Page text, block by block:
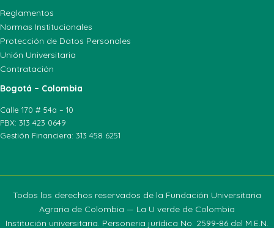
Reglamentos
Normas Institucionales
Protección de Datos Personales
Unión Universitaria
Contratación
Bogotá – Colombia
Calle 170 # 54a – 10
PBX: 313 423 0649
Gestión Financiera: 313 458 6251
Todos los derechos reservados de la Fundación Universitaria
Agraria de Colombia — La U verde de Colombia
Institución universitaria. Personeria jurídica No. 2599-86 del M.E.N.